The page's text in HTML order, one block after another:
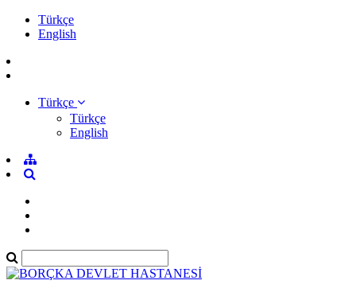
Türkçe
English
Türkçe
Türkçe
English